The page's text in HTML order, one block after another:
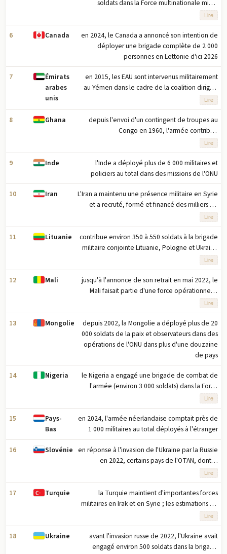
soldats dans la Force multinationale mixte
(MNJTF) contre Boko Haram et d'autres groupes
terroristes opérant dans la zone générale du
bassin du lac Tchad et le long de la frontière
nord-est du Nigeria ; les contingents nationaux
de la MNJTF sont déployés sur leurs propres
territoires nationaux, bien que des opérations
transfrontalières se produisent
occasionnellement
Lire
6 Canada
en 2024, le Canada a annoncé son intention de
déployer une brigade complète de 2 000
personnes en Lettonie d'ici 2026
7
Émirats
arabes
unis
en 2015, les EAU sont intervenus militairement
au Yémen dans le cadre de la coalition dirigée
par l'Arabie saoudite en soutien au
gouvernement de la République du Yémen
avec environ 3 500 soldats, ainsi que des forces
aériennes et navales de soutien ; les EAU ont
retiré leur principale force militaire du Yémen en
2019, mais ont conservé une petite présence
militaire tout en travaillant avec des groupes
mandataires dans le sud du Yémen, notamment
le Conseil de transition du Sud (STC)
Lire
8 Ghana
depuis l'envoi d'un contingent de troupes au
Congo en 1960, l'armée contribue
régulièrement aux missions de maintien de la
paix parrainées par l'Afrique et l'ONU
Lire
9 Inde
l'Inde a déployé plus de 6 000 militaires et
policiers au total dans des missions de l'ONU
10 Iran
L'Iran a maintenu une présence militaire en Syrie
et a recruté, formé et financé des milliers de
combattants syriens et étrangers pour soutenir le
régime d'ASAD pendant la guerre civile syrienne
(2011-décembre 2024)
Lire
11 Lituanie
contribue environ 350 à 550 soldats à la brigade
militaire conjointe Lituanie, Pologne et Ukraine
(LITPOLUKRBRIG), qui a été créée en 2014 ; la
brigade est basée en Pologne et comprend un
état-major international, trois bataillons et des
unités spécialisées ; les unités affiliées à la
brigade multinationale restent dans les
structures des forces armées de leurs pays
respectifs jusqu'à ce que la brigade soit activée
pour participer à une opération internationale
Lire
12 Mali
jusqu'à l'annonce de son retrait en mai 2022, le
Mali faisait partie d'une force opérationnelle
anti-djihadiste de cinq nations connue sous le
nom de Groupe du G5 Sahel, créée en 2014
avec le Burkina Faso, le Tchad, la Mauritanie et
le Niger ; le Mali avait engagé 1 100 soldats et
200 gendarmes dans la force
Lire
13 Mongolie
depuis 2002, la Mongolie a déployé plus de 20
000 soldats de la paix et observateurs dans des
opérations de l'ONU dans plus d'une douzaine
de pays
14 Nigeria
le Nigeria a engagé une brigade de combat de
l'armée (environ 3 000 soldats) dans la Force
multinationale mixte (MNJTF), une force
régionale de lutte contre le terrorisme
composée de troupes du Bénin, du Cameroun,
du Tchad et du Niger ; la MNJTF mène des
opérations contre Boko Haram et d'autres
groupes terroristes opérant dans la zone
générale du bassin du lac Tchad et le long de la
frontière nord-est du Nigeria ; les contingents
nationaux de la MNJTF sont déployés sur leurs
propres territoires nationaux, bien que des
opérations transfrontalières soient menées
périodiquement
Lire
15
Pays-
Bas
en 2024, l'armée néerlandaise comptait près de
1 000 militaires au total déployés à l'étranger
16 Slovénie
en réponse à l'invasion de l'Ukraine par la Russie
en 2022, certains pays de l'OTAN, dont la
Slovénie, ont envoyé des troupes et
équipements supplémentaires aux
groupements tactiques déployés sur le territoire
de l'OTAN en Europe de l'Est
Lire
17 Turquie
la Turquie maintient d'importantes forces
militaires en Irak et en Syrie ; les estimations de
taille varient car certaines forces sont des
déploiements à long terme tandis que d'autres
sont déployées pour des opérations spécifiques
; entre 2016 et 2020, la Turquie a mené quatre
Lire
18 Ukraine
avant l'invasion russe de 2022, l'Ukraine avait
engagé environ 500 soldats dans la brigade